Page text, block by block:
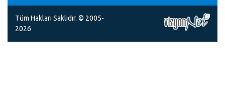
Tüm Hakları Saklıdır. © 2005-
2026